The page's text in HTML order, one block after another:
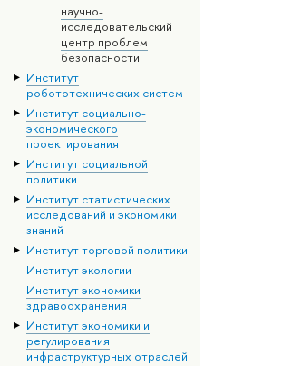
научно-
исследовательский
центр проблем
безопасности
Институт
робототехнических систем
Институт социально-
экономического
проектирования
Институт социальной
политики
Институт статистических
исследований и экономики
знаний
Институт торговой политики
Институт экологии
Институт экономики
здравоохранения
Институт экономики и
регулирования
инфраструктурных отраслей